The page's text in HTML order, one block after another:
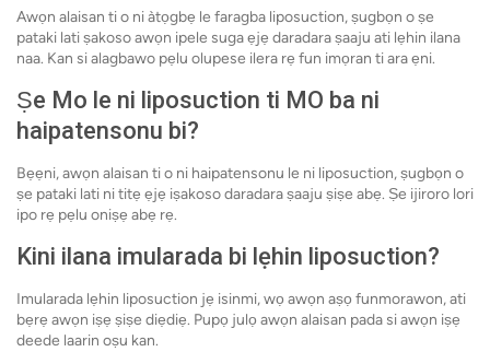
Awọn alaisan ti o ni àtọgbẹ le faragba liposuction, ṣugbọn o ṣe
pataki lati ṣakoso awọn ipele suga ẹjẹ daradara ṣaaju ati lẹhin ilana
naa. Kan si alagbawo pẹlu olupese ilera rẹ fun imọran ti ara ẹni.
Ṣe Mo le ni liposuction ti MO ba ni
haipatensonu bi?
Bẹẹni, awọn alaisan ti o ni haipatensonu le ni liposuction, ṣugbọn o
ṣe pataki lati ni titẹ ẹjẹ iṣakoso daradara ṣaaju ṣiṣe abẹ. Ṣe ijiroro lori
ipo rẹ pẹlu oniṣẹ abẹ rẹ.
Kini ilana imularada bi lẹhin liposuction?
Imularada lẹhin liposuction jẹ isinmi, wọ awọn aṣọ funmorawon, ati
bẹrẹ awọn iṣẹ ṣiṣe diẹdiẹ. Pupọ julọ awọn alaisan pada si awọn iṣẹ
deede laarin oṣu kan.